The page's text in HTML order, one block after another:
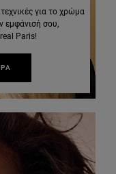
για το χρώμα
εμφάνισή σου,
Paris!